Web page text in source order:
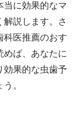
当に効果的なマ
説します。さ
科医推薦のおす
めば、あなたに
効果的な虫歯予
。